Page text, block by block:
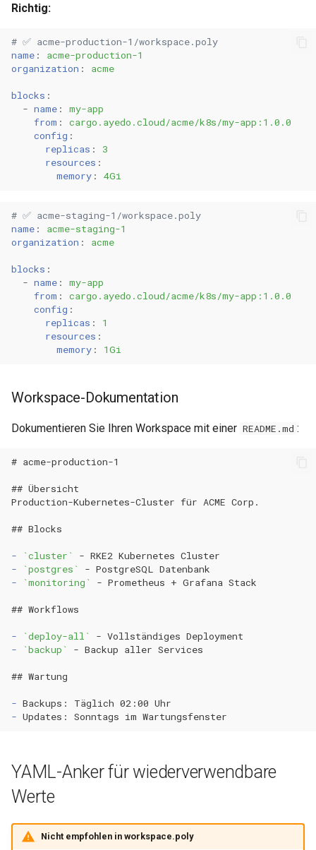
Richtig:
# ✅ acme-production-1/workspace.poly
name :
acme-production-1
organization : acme
blocks :
- name :
my-app
from :
cargo.ayedo.cloud/acme/k8s/my-app:1.0.0
config :
replicas :
3
resources :
memory : 4Gi
# ✅ acme-staging-1/workspace.poly
name :
acme-staging-1
organization : acme
blocks :
- name :
my-app
from :
cargo.ayedo.cloud/acme/k8s/my-app:1.0.0
config :
replicas :
1
resources :
memory : 1Gi
Workspace-Dokumentation
Dokumentieren Sie Ihren Workspace mit einer README.md :
# acme-production-1
## Übersicht
## Blocks
- `cluster`
-
`postgres`
-
`monitoring`
## Workflows
- `deploy-all`
-
`backup`
## Wartung
-
-
YAML-Anker für wiederverwendbare
Werte
Nicht empfohlen in workspace.poly